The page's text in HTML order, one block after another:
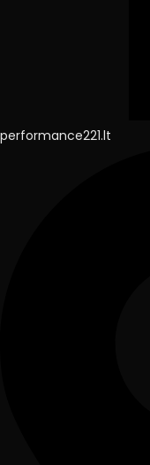
performance221.lt